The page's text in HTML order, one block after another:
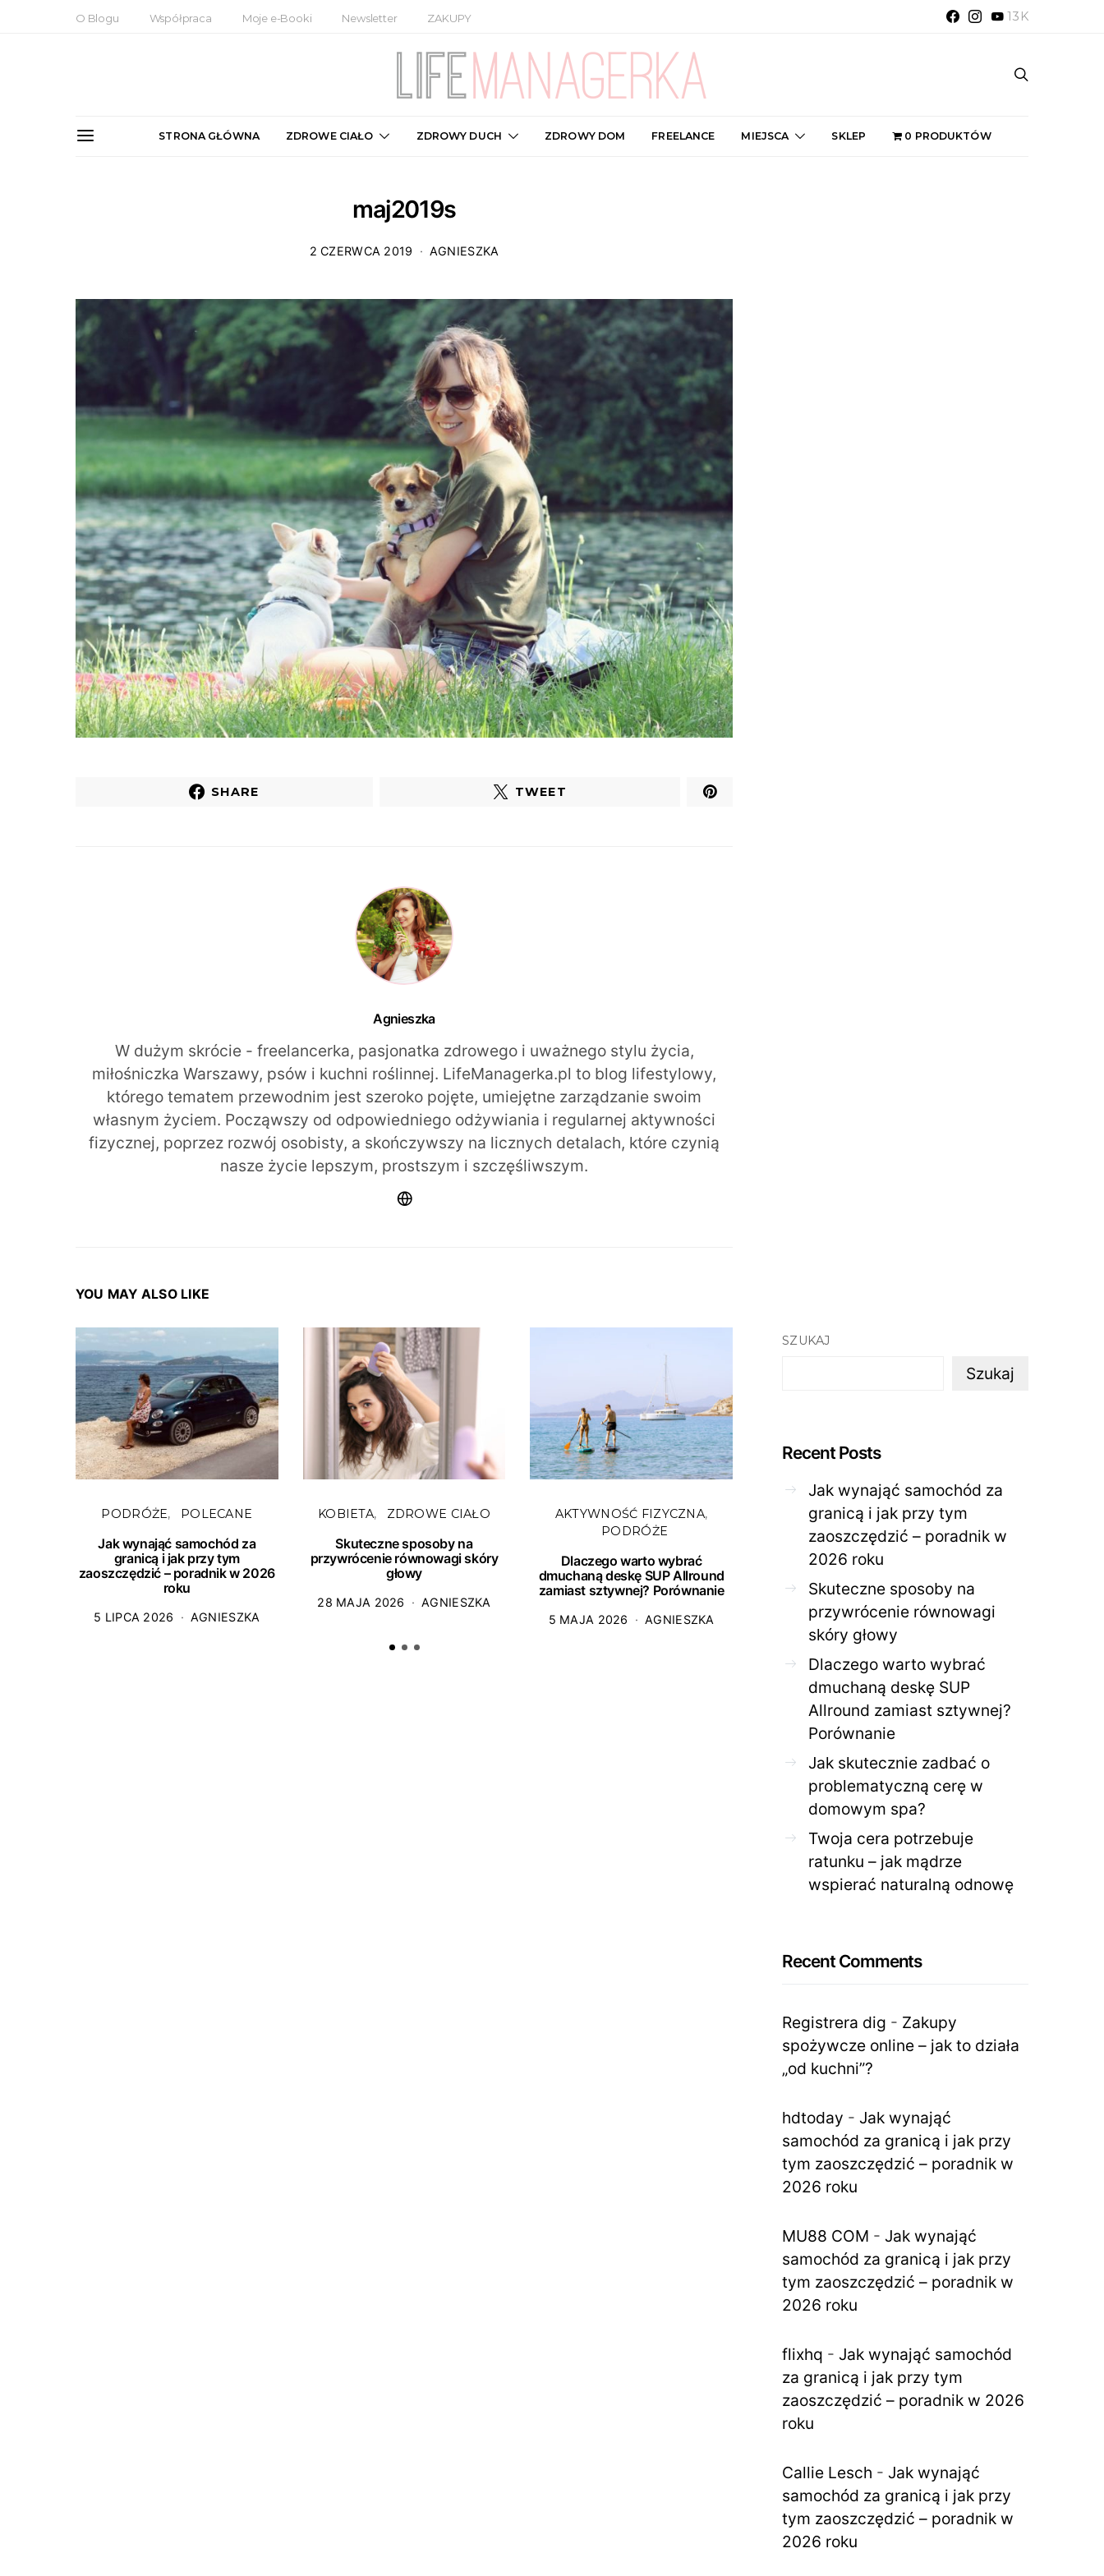
O Blogu Współpraca Moje e-Booki Newsletter ZAKUPY 13K
STRONA GŁÓWNA ZDROWE CIAŁO ZDROWY DUCH ZDROWY DOM FREELANCE MIEJSCA SKLEP 0 PRODUKTÓW
maj2019s
2 CZERWCA 2019 AGNIESZKA
SHARE TWEET
Agnieszka
W dużym skrócie - freelancerka, pasjonatka zdrowego i uważnego stylu życia,
miłośniczka Warszawy, psów i kuchni roślinnej. LifeManagerka.pl to blog lifestylowy,
którego tematem przewodnim jest szeroko pojęte, umiejętne zarządzanie swoim
własnym życiem. Począwszy od odpowiedniego odżywiania i regularnej aktywności
fizycznej, poprzez rozwój osobisty, a skończywszy na licznych detalach, które czynią
nasze życie lepszym, prostszym i szczęśliwszym.
YOU MAY ALSO LIKE
PODRÓŻE POLECANE
Jak wynająć samochód za
granicą i jak przy tym
zaoszczędzić – poradnik w 2026
roku
5 LIPCA 2026 AGNIESZKA
KOBIETA ZDROWE CIAŁO
Skuteczne sposoby na
przywrócenie równowagi skóry
głowy
28 MAJA 2026 AGNIESZKA
AKTYWNOŚĆ FIZYCZNA
PODRÓŻE
Dlaczego warto wybrać
dmuchaną deskę SUP Allround
zamiast sztywnej? Porównanie
5 MAJA 2026 AGNIESZKA
ZDROWE CIAŁO
Jak skutecznie zadbać o
problematyczną cerę w
28 KWIETNIA 2026 AGNIESZKA
Twoja cera
27 KWIETNIA 2026
SZUKAJ
Szukaj
Recent Posts
Jak wynająć samochód za
granicą i jak przy tym
zaoszczędzić – poradnik w
2026 roku
Skuteczne sposoby na
przywrócenie równowagi
skóry głowy
Dlaczego warto wybrać
dmuchaną deskę SUP
Allround zamiast sztywnej?
Porównanie
Jak skutecznie zadbać o
problematyczną cerę w
domowym spa?
Twoja cera potrzebuje
ratunku – jak mądrze
wspierać naturalną odnowę
Recent Comments
Registrera dig - Zakupy
spożywcze online – jak to działa
„od kuchni”?
hdtoday - Jak wynająć
samochód za granicą i jak przy
tym zaoszczędzić – poradnik w
2026 roku
MU88 COM - Jak wynająć
samochód za granicą i jak przy
tym zaoszczędzić – poradnik w
2026 roku
flixhq - Jak wynająć samochód
za granicą i jak przy tym
zaoszczędzić – poradnik w 2026
roku
Callie Lesch - Jak wynająć
samochód za granicą i jak przy
tym zaoszczędzić – poradnik w
2026 roku